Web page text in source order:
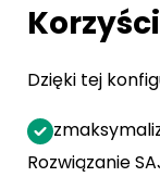
Dzięki tej
Rozwiązanie